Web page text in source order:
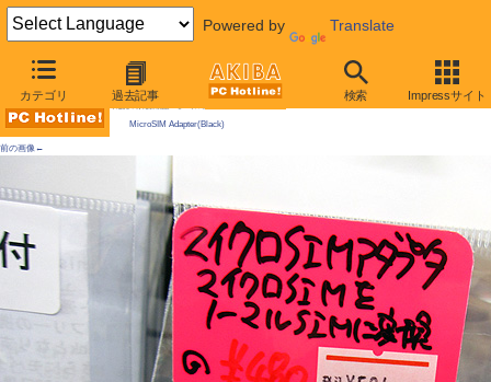
Powered by Translate
カテゴリ 過去記事 検索 Impressサイト
AKIBA PC Hotline! 2010年7月10日号
MicroSIM Adapter(Black)
前の画像←